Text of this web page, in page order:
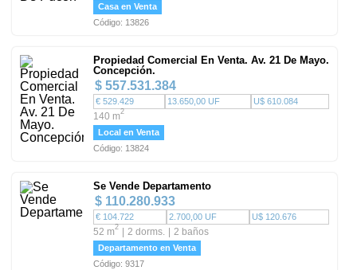
Casa en Venta
Código: 13826
Propiedad Comercial En Venta. Av. 21 De Mayo.
Concepción.
$ 557.531.384
€ 529.429 13.650,00 UF U$ 610.084
140 m2
Local en Venta
Código: 13824
Se Vende Departamento
$ 110.280.933
€ 104.722 2.700,00 UF U$ 120.676
52 m2 2 dorms. 2 baños
Departamento en Venta
Código: 9317